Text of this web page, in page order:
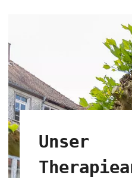
Unser